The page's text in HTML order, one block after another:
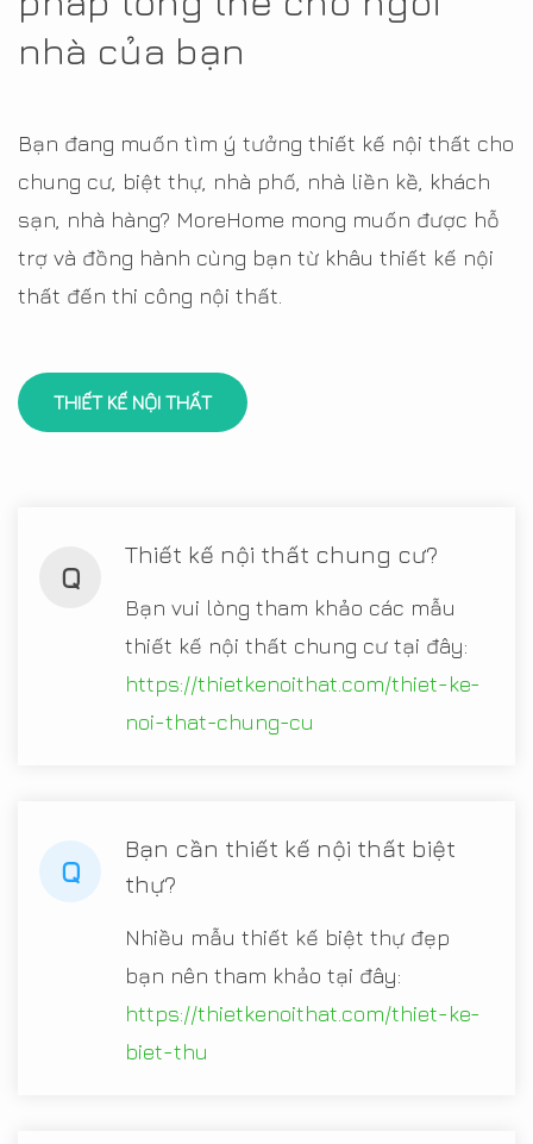
nhà của bạn
Bạn đang muốn tìm ý tưởng thiết kế nội thất cho
chung cư, biệt thự, nhà phố, nhà liền kề, khách
sạn, nhà hàng? MoreHome mong muốn được hỗ
trợ và đồng hành cùng bạn từ khâu thiết kế nội
thất đến thi công nội thất.
THIẾT KẾ NỘI THẤT
Q
Thiết kế nội thất chung cư?
Bạn vui lòng tham khảo các mẫu
thiết kế nội thất chung cư tại đây:
https://thietkenoithat.com/thiet-ke-
noi-that-chung-cu
Q
Bạn cần thiết kế nội thất biệt
thự?
Nhiều mẫu thiết kế biệt thự đẹp
bạn nên tham khảo tại đây:
https://thietkenoithat.com/thiet-ke-
biet-thu